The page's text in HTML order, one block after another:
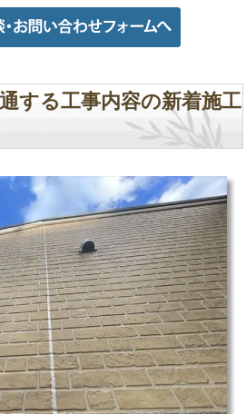
する工事内容の新着施工